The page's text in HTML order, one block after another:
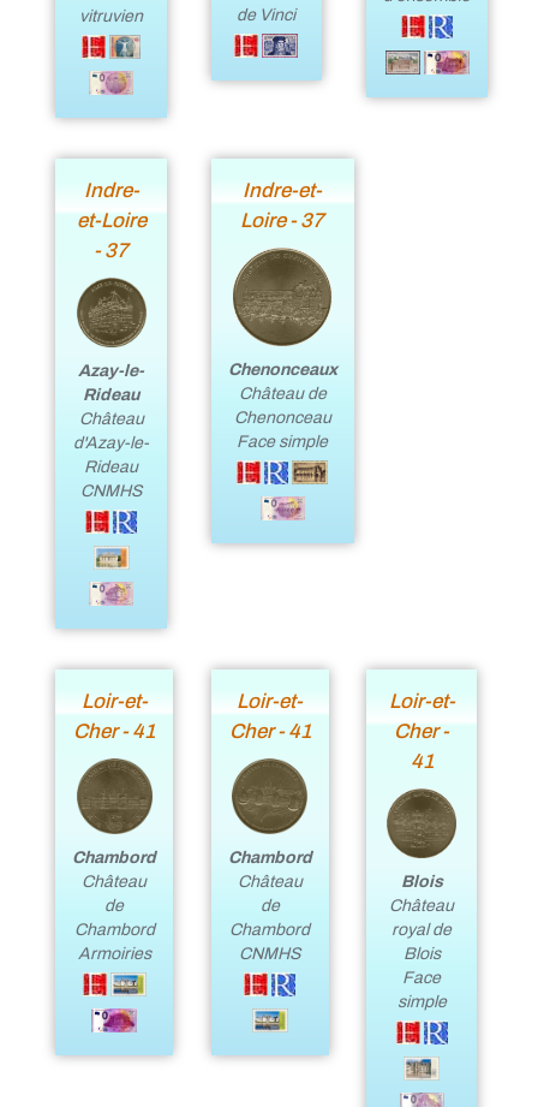
vitruvien
de Vinci
Indre-
et-Loire
- 37
Azay-le-
Rideau
Château
d'Azay-le-
Rideau
CNMHS
Indre-et-
Loire - 37
Chenonceaux
Château de
Chenonceau
Face simple
Loir-et-
Cher - 41
Chambord
Château
de
Chambord
Armoiries
Loir-et-
Cher - 41
Chambord
Château
de
Chambord
CNMHS
Loir-et-
Cher -
41
Blois
Château
royal de
Blois
Face
simple